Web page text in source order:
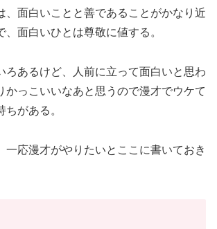
、面白いことと善であることがかなり近
、面白いひとは尊敬に値する。
ろあるけど、人前に立って面白いと思わ
かっこいいなあと思うので漫才でウケて
がある。
一応漫才がやりたいとここに書いておき